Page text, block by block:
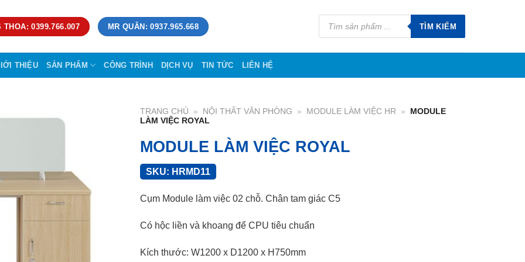
THOA: 0399.766.007 MR QUÂN: 0937.965.668
Tìm
kiếm
phẩm
TÌM KIẾM
THIỆU SẢN PHẨM CÔNG TRÌNH DỊCH VỤ TIN TỨC LIÊN HỆ
TRANG CHỦ » NỘI THẤT VĂN PHÒNG » MODULE LÀM VIỆC HR »
MODULE
LÀM VIỆC ROYAL
MODULE LÀM VIỆC ROYAL
SKU: HRMD11
Cụm Module làm việc 02 chỗ. Chân tam giác C5
Có hộc liền và khoang để CPU tiêu chuẩn
Kích thước: W1200 x D1200 x H750mm